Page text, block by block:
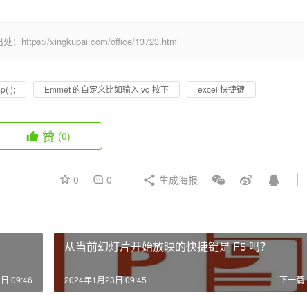
：https://xingkupai.com/office/13723.html
); Emmet 的自定义比如输入 vd 按下 excel 快捷键
赞 (0)
0 0 生成海报
09:46
从当前幻灯片开始放映的快捷键是 F5 吗？
下一篇
2024年1月23日 09:45